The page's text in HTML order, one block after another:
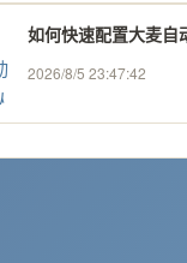
如何快速配置大麦
2026/8/5 23:47:42